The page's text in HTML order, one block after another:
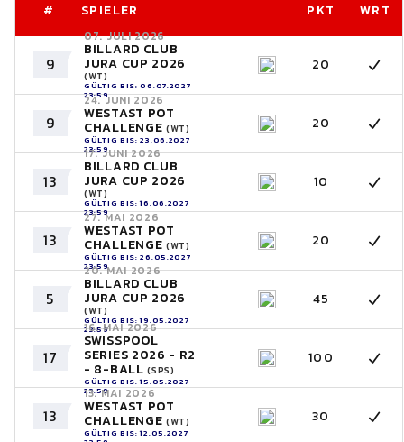
# SPIELER PKT WRT
9
07. JULI 2026
BILLARD CLUB
JURA CUP 2026
(WT)
GÜLTIG BIS: 06.07.2027
23:59
20
9
24. JUNI 2026
WESTAST POT
CHALLENGE (WT)
GÜLTIG BIS: 23.06.2027
23:59
20
13
17. JUNI 2026
BILLARD CLUB
JURA CUP 2026
(WT)
GÜLTIG BIS: 16.06.2027
23:59
10
13
27. MAI 2026
WESTAST POT
CHALLENGE (WT)
GÜLTIG BIS: 26.05.2027
23:59
20
5
20. MAI 2026
BILLARD CLUB
JURA CUP 2026
(WT)
GÜLTIG BIS: 19.05.2027
23:59
45
17
16. MAI 2026
SWISSPOOL
SERIES 2026 - R2
- 8-BALL(SPS)
GÜLTIG BIS: 15.05.2027
23:59
100
13
13. MAI 2026
WESTAST POT
CHALLENGE (WT)
GÜLTIG BIS: 12.05.2027
30